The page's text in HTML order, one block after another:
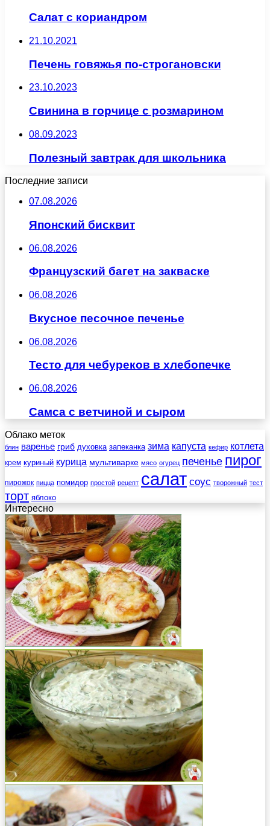
Салат с кориандром
21.10.2021
Печень говяжья по-строгановски
23.10.2023
Свинина в горчице с розмарином
08.09.2023
Полезный завтрак для школьника
Последние записи
07.08.2026
Японский бисквит
06.08.2026
Французский багет на закваске
06.08.2026
Вкусное песочное печенье
06.08.2026
Тесто для чебуреков в хлебопечке
06.08.2026
Самса с ветчиной и сыром
Облако меток
блин варенье гриб духовка запеканка зима капуста кефир котлета
крем куриный курица мультиварке мясо огурец печенье пирог
пирожок пицца помидор простой рецепт салат соус творожный тест
торт яблоко
Интересно